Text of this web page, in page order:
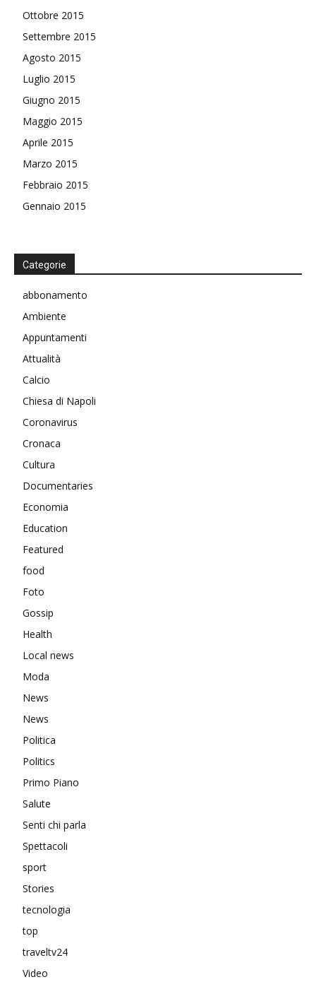
Ottobre 2015
Settembre 2015
Agosto 2015
Luglio 2015
Giugno 2015
Maggio 2015
Aprile 2015
Marzo 2015
Febbraio 2015
Gennaio 2015
Categorie
abbonamento
Ambiente
Appuntamenti
Attualità
Calcio
Chiesa di Napoli
Coronavirus
Cronaca
Cultura
Documentaries
Economia
Education
Featured
food
Foto
Gossip
Health
Local news
Moda
News
News
Politica
Politics
Primo Piano
Salute
Senti chi parla
Spettacoli
sport
Stories
tecnologia
top
traveltv24
Video